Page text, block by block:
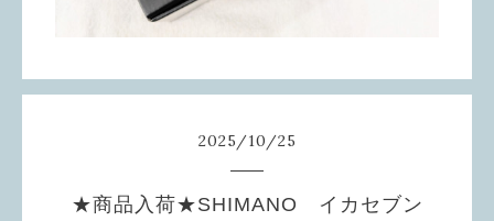
2025/10/25
★商品入荷★SHIMANO イカセブン